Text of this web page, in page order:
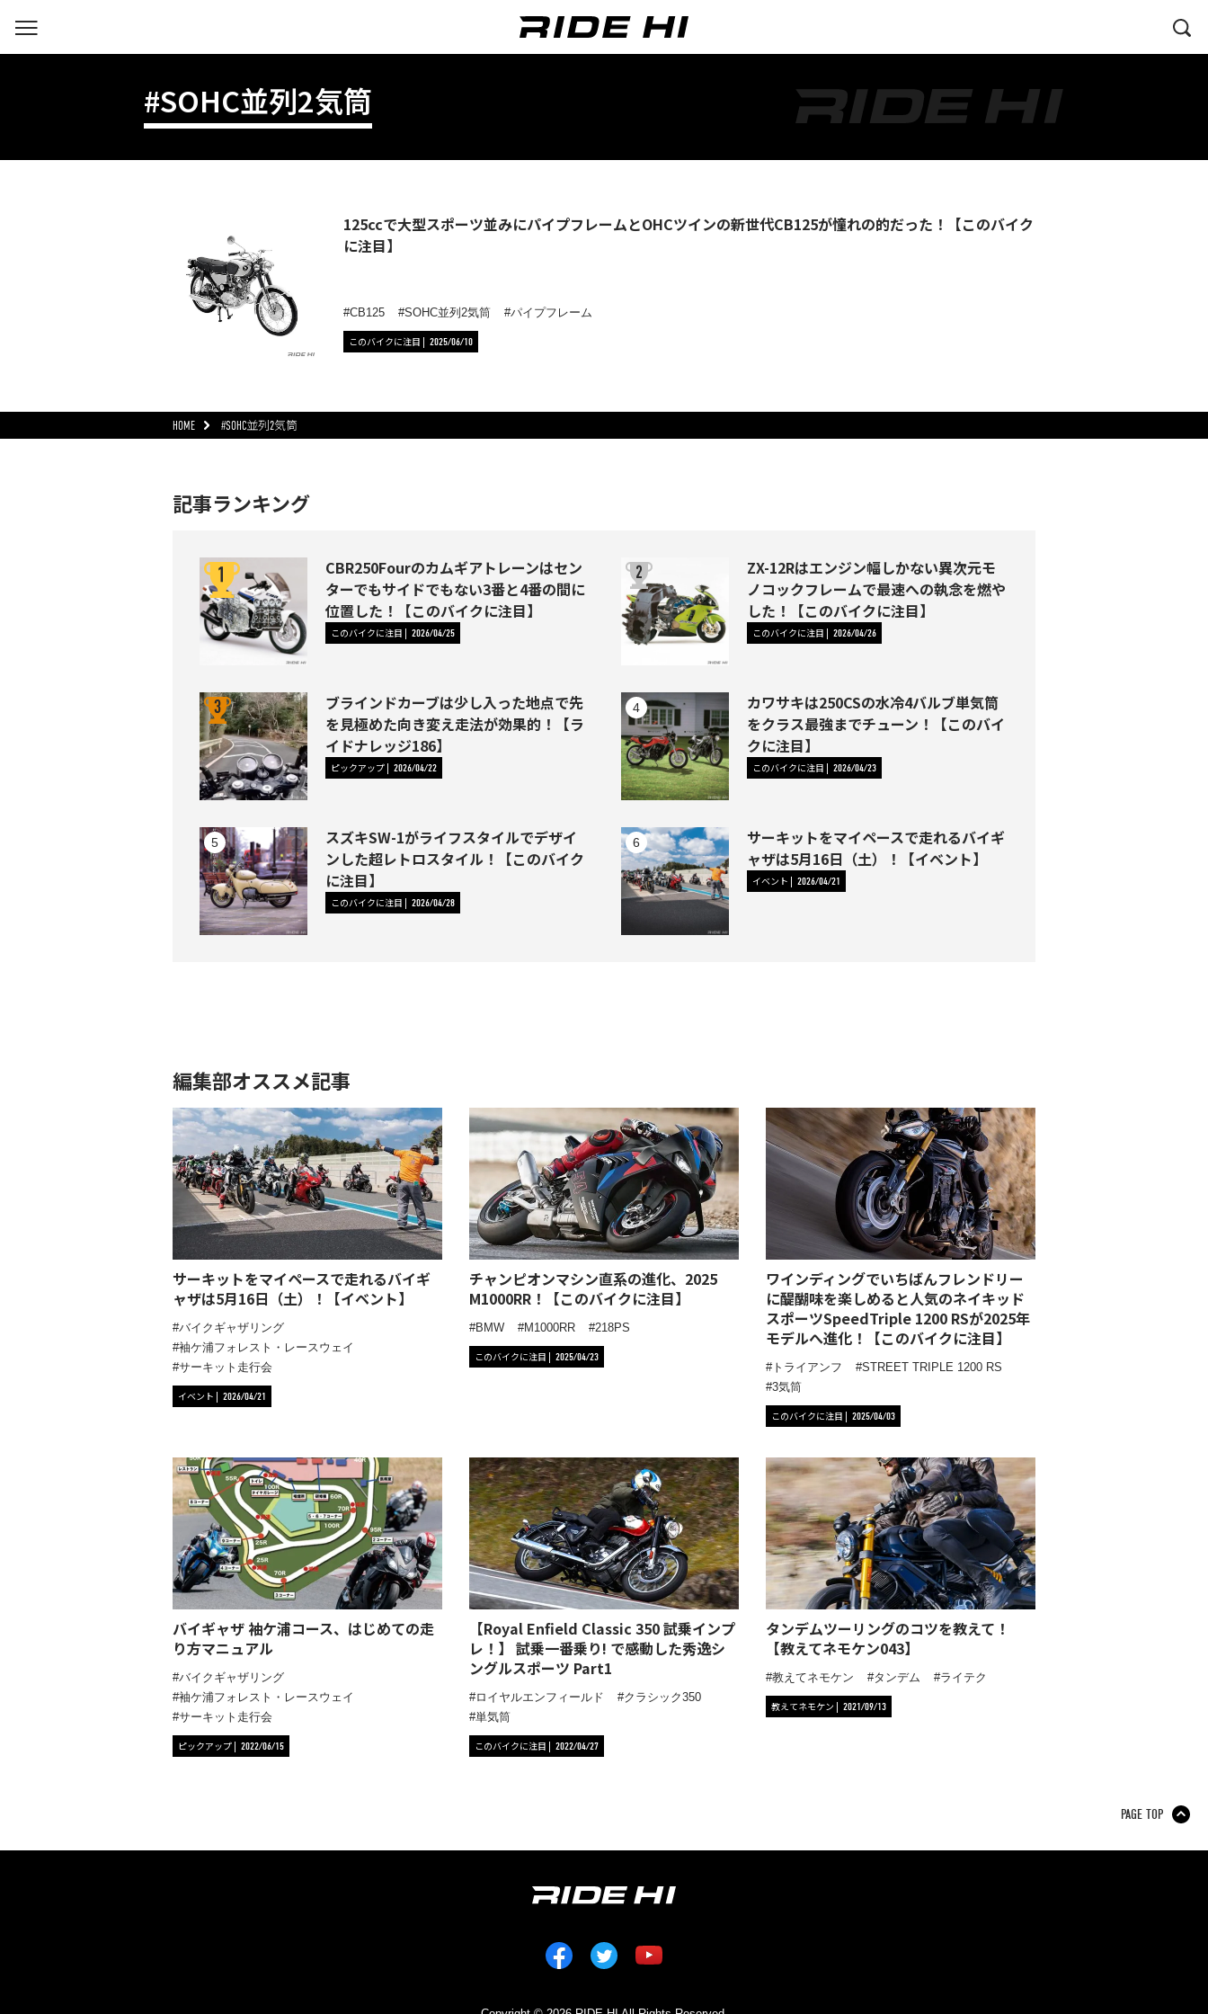
#SOHC並列2気筒
125ccで大型スポーツ並みにパイプフレームとOHCツインの新世代CB125が憧れの的だった！【このバイク
に注目】
CB125 SOHC並列2気筒 パイプフレーム
このバイクに注目 2025/06/10
HOME #SOHC並列2気筒
記事ランキング
CBR250Fourのカムギアトレーンはセン
ターでもサイドでもない3番と4番の間に
位置した！【このバイクに注目】
このバイクに注目 2026/04/25
ZX-12Rはエンジン幅しかない異次元モ
ノコックフレームで最速への執念を燃や
した！【このバイクに注目】
このバイクに注目 2026/04/26
ブラインドカーブは少し入った地点で先
を見極めた向き変え走法が効果的！【ラ
イドナレッジ186】
ピックアップ 2026/04/22
カワサキは250CSの水冷4バルブ単気筒
をクラス最強までチューン！【このバイ
クに注目】
このバイクに注目 2026/04/23
スズキSW-1がライフスタイルでデザイ
ンした超レトロスタイル！【このバイク
に注目】
このバイクに注目 2026/04/28
サーキットをマイペースで走れるバイギ
ャザは5月16日（土）！【イベント】
イベント 2026/04/21
編集部オススメ記事
サーキットをマイペースで走れるバイギ
ャザは5月16日（土）！【イベント】
バイクギャザリング
袖ケ浦フォレスト・レースウェイ
サーキット走行会
イベント 2026/04/21
チャンピオンマシン直系の進化、2025
M1000RR！【このバイクに注目】
BMW M1000RR 218PS
このバイクに注目 2025/04/23
ワインディングでいちばんフレンドリー
に醍醐味を楽しめると人気のネイキッド
スポーツSpeedTriple 1200 RSが2025年
モデルへ進化！【このバイクに注目】
トライアンフ
STREET TRIPLE 1200 RS
3気筒
このバイクに注目 2025/04/03
バイギャザ 袖ケ浦コース、はじめての走
り方マニュアル
バイクギャザリング
袖ケ浦フォレスト・レースウェイ
サーキット走行会
ピックアップ 2022/06/15
【Royal Enfield Classic 350 試乗インプ
レ！】 試乗一番乗り! で感動した秀逸シ
ングルスポーツ Part1
ロイヤルエンフィールド
クラシック350
単気筒
このバイクに注目 2022/04/27
タンデムツーリングのコツを教えて！
【教えてネモケン043】
教えてネモケン タンデム ライテク
教えてネモケン 2021/09/13
PAGE TOP